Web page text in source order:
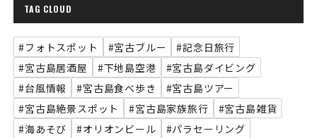
TAG CLOUD
#フォトスポット #宮古ブルー
#記念日旅行
#宮古島居酒屋
#下地島空港
#宮古島ダイビング
#台風情報
#宮古島食べ歩き
#宮古島ツアー
#宮古島絶景スポット
#宮古島家族旅行
#宮古島雑貨
#海あそび
#オリオンビール
#パラセーリング